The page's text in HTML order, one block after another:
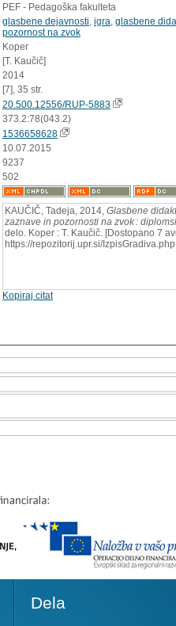
PEF - Pedagoška fakulteta
glasbene dejavnosti igra glasbene
pozornost na zvok
Koper
[T. Kaučič]
2014
[7], 35 str.
20.500.12556/RUP-5883
373.2:78(043.2)
1536658628
10.07.2015
9237
502
KAUČIČ, Tadeja, 2014, Glasbene
zaznave in pozornosti na zvok :
delo. Koper : T. Kaučič. [Dostopano 7
https://repozitorij.upr.si/
Kopiraj citat
Dela